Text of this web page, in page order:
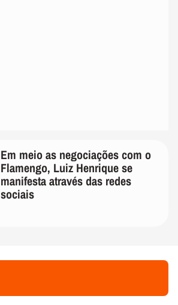
Em meio as negociações com o
Flamengo, Luiz Henrique se
manifesta através das redes
sociais